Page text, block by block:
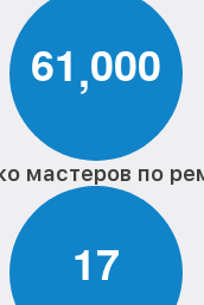
61,000
мастеров по
17